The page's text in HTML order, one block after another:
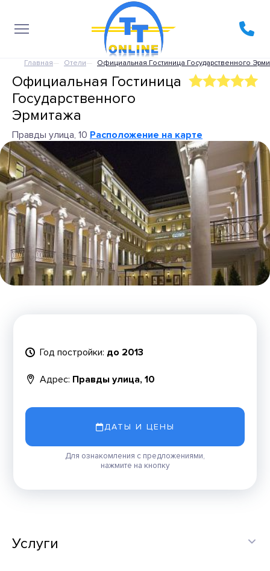
Главная Отели Официальная Гостиница Государственного
Официальная Гостиница
Государственного
Эрмитажа
Правды улица, 10 Расположение на карте
Год постройки: до 2013
Адрес: Правды улица, 10
ДАТЫ И ЦЕНЫ
Для ознакомления с предложениями,
нажмите на кнопку
Услуги